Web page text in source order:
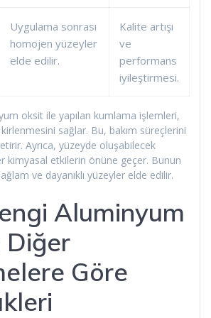
Uygulama sonrası
homojen yüzeyler
elde edilir.
Kalite artışı
ve
performans
iyileştirmesi.
oksit ile yapılan kumlama işlemleri,
sağlar. Bu, bakım süreçlerini
Ayrıca, yüzeyde oluşabilecek
kimyasal etkilerin önüne geçer. Bunun
ve dayanıklı yüzeyler elde edilir.
Aluminyum
Diğer
Göre